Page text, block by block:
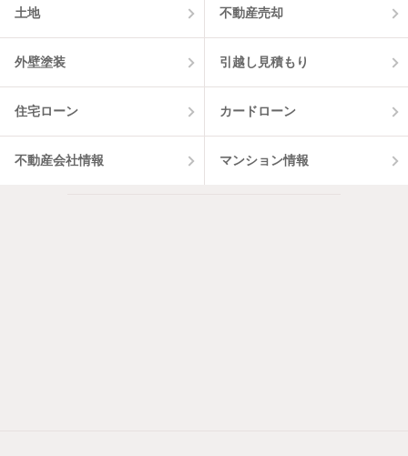
土地 不動産売却
外壁塗装 引越し見積もり
住宅ローン カードローン
不動産会社情報 マンション情報